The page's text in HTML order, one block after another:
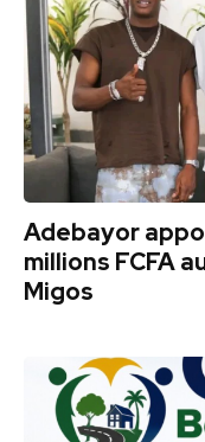
Adebayor
millions FCFA
Migos